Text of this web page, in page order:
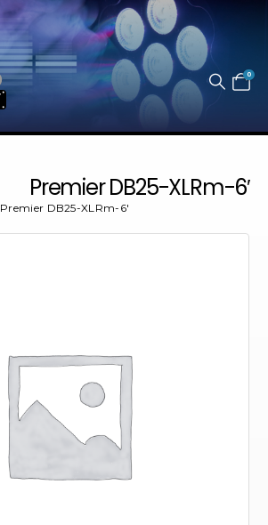
0
Premier DB25-XLRm-6′
Premier DB25-XLRm-6′